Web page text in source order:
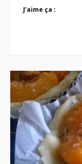
J’aime ça :